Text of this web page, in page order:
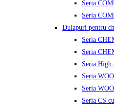
Seria
Seria
Dulapuri pentru
Seria
Seria
Seria High
Seria
Seria
Seria CS